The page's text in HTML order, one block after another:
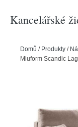
Kancelářské
Domů / Produkty /
Miuform Scandic